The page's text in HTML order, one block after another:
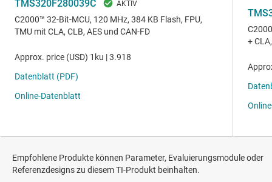
Empfohlene Produkte können Parameter, Evaluierungsmodule oder
Referenzdesigns zu diesem TI-Produkt beinhalten.